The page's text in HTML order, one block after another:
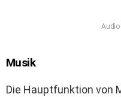
Audio
Musik
Die Hauptfunktion von